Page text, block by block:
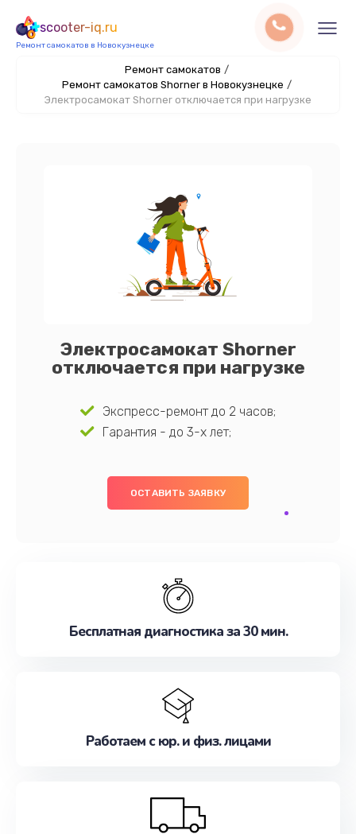
scooter-iq.ru
Ремонт самокатов в Новокузнецке
Ремонт самокатов /
Ремонт самокатов Shorner в Новокузнецке /
Электросамокат Shorner отключается при нагрузке
Электросамокат Shorner
отключается при нагрузке
Экспресс-ремонт до 2 часов;
Гарантия - до 3-х лет;
ОСТАВИТЬ ЗАЯВКУ
Бесплатная диагностика за 30 мин.
Работаем с юр. и физ. лицами